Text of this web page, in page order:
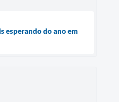
esperando do ano em